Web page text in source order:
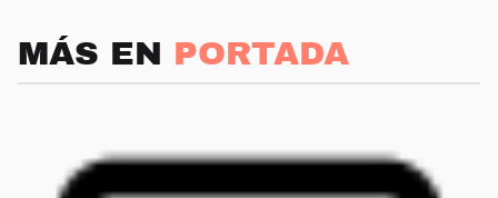
MÁS EN PORTADA